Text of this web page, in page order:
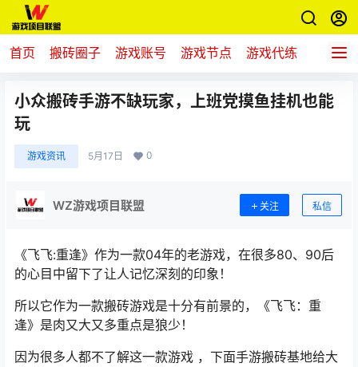
首页 搬砖圈子 游戏账号 游戏节点 游戏代练 新游推
小众搬砖手游不缺玩家，上班党摸鱼挂机也能
玩
游戏资讯 5月17日 0
WZ游戏项目联盟 关注 私信
《飞飞:重逢》作为一款04年的老游戏，在很多80、90后
的心目中留下了让人记忆深刻的印象！
所以它作为一款搬砖游戏是十分有前景的，《飞飞：重
逢》是肉又大又多重点是狼少！
因为很多人都不了解这一款游戏 ，下面手游搬砖基地给大